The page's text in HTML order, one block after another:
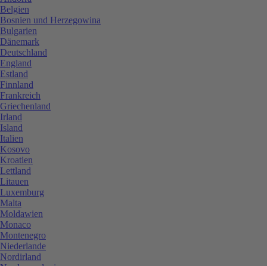
Belgien
Bosnien und Herzegowina
Bulgarien
Dänemark
Deutschland
England
Estland
Finnland
Frankreich
Griechenland
Irland
Island
Italien
Kosovo
Kroatien
Lettland
Litauen
Luxemburg
Malta
Moldawien
Monaco
Montenegro
Niederlande
Nordirland